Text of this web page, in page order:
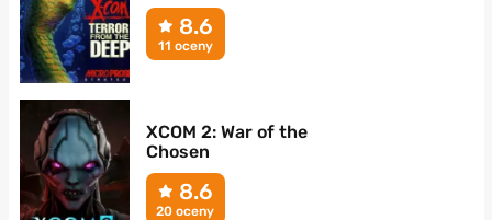
8.6
11 oceny
XCOM 2: War of the
Chosen
8.6
20 oceny